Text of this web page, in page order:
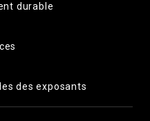
durable
des exposants